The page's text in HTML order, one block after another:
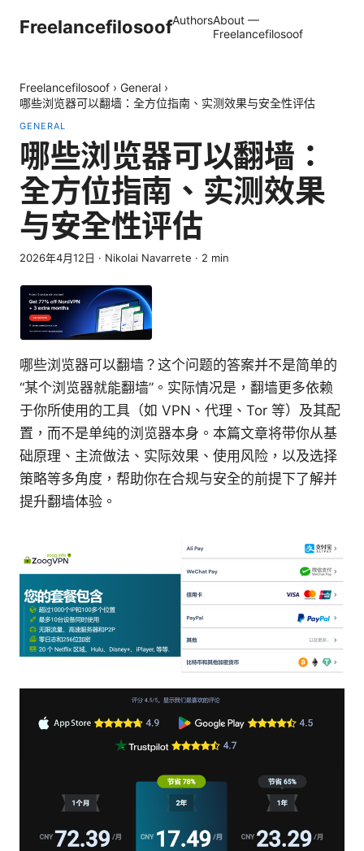
FreelancefilosoofAuthorsAbout —
Freelancefilosoof
Freelancefilosoof › General ›
哪些浏览器可以翻墙：全方位指南、实测效果与安全性评估
GENERAL
哪些浏览器可以翻墙：
全方位指南、实测效果
与安全性评估
2026年4月12日 · Nikolai Navarrete · 2 min
哪些浏览器可以翻墙？这个问题的答案并不是简单的
“某个浏览器就能翻墙”。实际情况是，翻墙更多依赖
于你所使用的工具（如 VPN、代理、Tor 等）及其配
置，而不是单纯的浏览器本身。本篇文章将带你从基
础原理、主流做法、实际效果、使用风险，以及选择
策略等多角度，帮助你在合规与安全的前提下了解并
提升翻墙体验。